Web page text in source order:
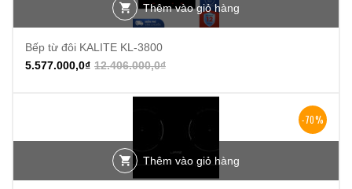
Thêm vào giỏ hàng
Bếp từ đôi KALITE KL-3800
12.406.000,0₫
5.577.000,0₫
-70%
Thêm vào giỏ hàng